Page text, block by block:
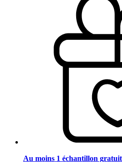
Au moins 1 échantillon gratuit